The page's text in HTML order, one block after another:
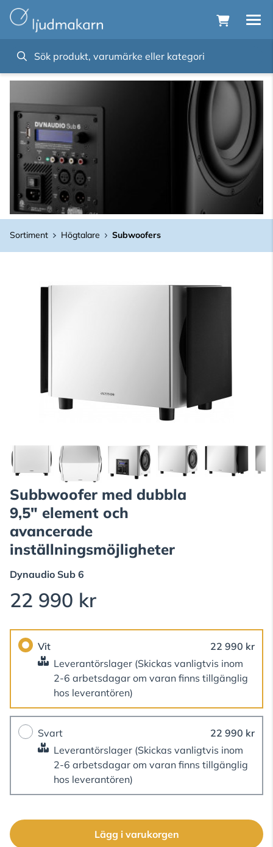
Sortiment Högtalare Subwoofers
Subbwoofer med dubbla
9,5" element och
avancerade
inställningsmöjligheter
Dynaudio Sub 6
22 990 kr
Vit
22 990 kr
Leverantörslager (Skickas vanligtvis inom
2-6 arbetsdagar om varan finns tillgänglig
hos leverantören)
Svart
22 990 kr
Leverantörslager (Skickas vanligtvis inom
2-6 arbetsdagar om varan finns tillgänglig
hos leverantören)
Lägg i varukorgen